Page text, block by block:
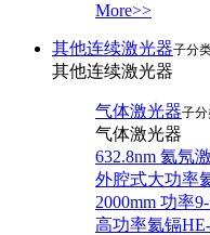
More>>
其他连续激光器子分
其他连续激光器
气体激光器子
气体激光器
632.8nm 氦氖
外腔式大功率
2000mm 功率
高功率氦镉